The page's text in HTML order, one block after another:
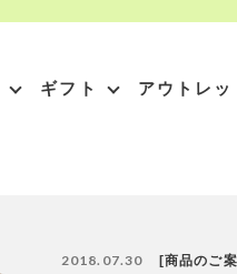
ギフト アウトレッ
2018.07.30
商品のご